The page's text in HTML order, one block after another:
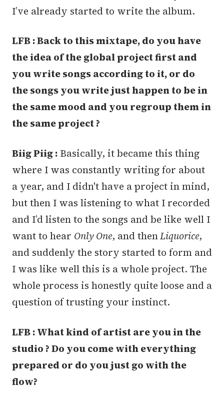
I’ve already started to write the album.
LFB : Back to this mixtape, do you have
the idea of the global project first and
you write songs according to it, or do
the songs you write just happen to be in
the same mood and you regroup them in
the same project ?
Biig Piig : Basically, it became this thing
where I was constantly writing for about
a year, and I didn't have a project in mind,
but then I was listening to what I recorded
and I’d listen to the songs and be like well I
want to hear Only One, and thenLiquorice,
and suddenly the story started to form and
I was like well this is a whole project. The
whole process is honestly quite loose and a
question of trusting your instinct.
LFB : What kind of artist are you in the
studio ? Do you come with everything
prepared or do you just go with the
flow?